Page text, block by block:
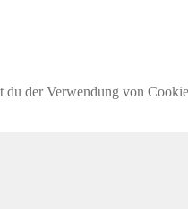
du der Verwendung von